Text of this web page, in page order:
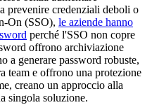
prevenire credenziali deboli o
On (SSO), le aziende hanno
perché l'SSO non copre
offrono archiviazione
a generare password robuste,
team e offrono una protezione
creano un approccio alla
singola soluzione.